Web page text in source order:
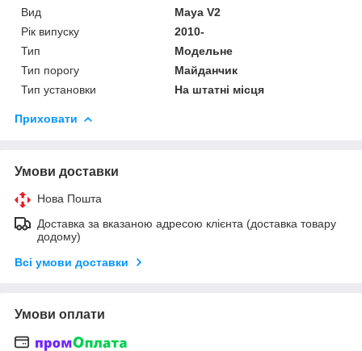
Вид
Maya V2
Рік випуску
2010-
Тип
Модельне
Тип порогу
Майданчик
Тип установки
На штатні місця
Приховати
Умови доставки
Нова Пошта
Доставка за вказаною адресою клієнта (доставка товару
додому)
Всі умови доставки
Умови оплати